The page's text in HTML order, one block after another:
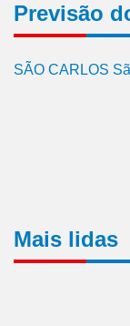
Previsão
SÃO CARLOS
Mais lidas